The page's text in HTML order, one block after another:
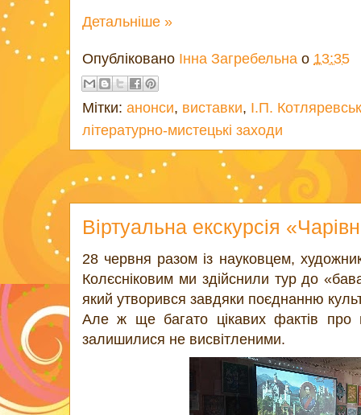
Детальніше »
Опубліковано Інна Загребельна о 13:35
Мітки: анонси, виставки, І.П.
літературно-мистецькі заходи
Віртуальна екскурсія
28 червня разом із науковцем,
Колєсніковим ми здійснили тур до
який утворився завдяки поєднанню
Але ж ще багато цікавих фактів про
залишилися не висвітленими.